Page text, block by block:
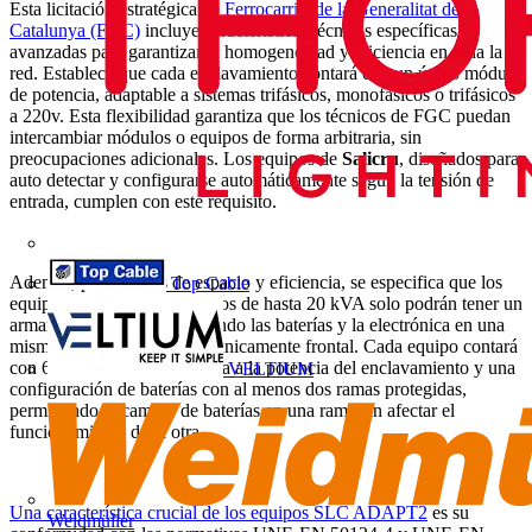
Top Cable
VELTIUM
Weidmüller
Esta licitación estratégica de Ferrocarrils de la Generalitat de
Catalunya (FGC) incluye características técnicas específicas y
avanzadas para garantizar la homogeneidad y eficiencia en toda la
red. Establece que cada enclavamiento contará con un único módulo
de potencia, adaptable a sistemas trifásicos, monofásicos o trifásicos
a 220v. Esta flexibilidad garantiza que los técnicos de FGC puedan
intercambiar módulos o equipos de forma arbitraria, sin
preocupaciones adicionales. Los equipos de Salicru, diseñados para
auto detectar y configurarse automáticamente según la tensión de
entrada, cumplen con este requisito.
Además, por razones de espacio y eficiencia, se especifica que los
equipos en los enclavamientos de hasta 20 kVA solo podrán tener un
armario de potencia, integrando las baterías y la electrónica en una
misma unidad, y de acceso únicamente frontal. Cada equipo contará
con 60 minutos de autonomía a la potencia del enclavamiento y una
configuración de baterías con al menos dos ramas protegidas,
permitiendo el cambio de baterías en una rama sin afectar el
funcionamiento de la otra.
Una característica crucial de los equipos SLC ADAPT2es su